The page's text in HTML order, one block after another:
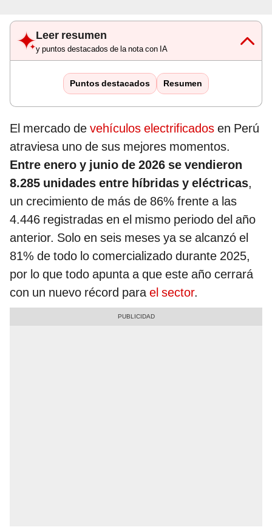
Leer resumen
y puntos destacados de la nota con IA
Puntos destacados Resumen
El mercado de vehículos electrificados en Perú
atraviesa uno de sus mejores momentos.
Entre enero y junio de 2026 se vendieron
8.285 unidades entre híbridas y eléctricas,
un crecimiento de más de 86% frente a las
4.446 registradas en el mismo periodo del año
anterior. Solo en seis meses ya se alcanzó el
81% de todo lo comercializado durante 2025,
por lo que todo apunta a que este año cerrará
con un nuevo récord parael sector.